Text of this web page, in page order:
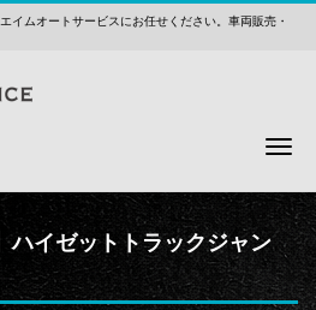
ムオートサービスにお任せください。車両販売・
ハイゼットトラックジャン
ラ